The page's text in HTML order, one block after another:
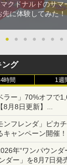
クドナルドのサマ
に体験してみた！
● ● ● ● ● ● ●
ング
時間 1週
ラー」70%オフで
月8日更新】
プでは「大神 絶
ンフレンダ」ピカ
ャンペーン開催！
年“ワンパウンダ
ダー」を8月7日発